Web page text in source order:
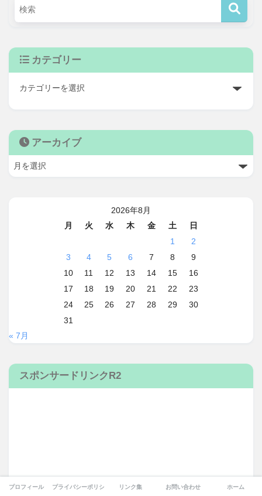
カテゴリー
アーカイブ
2026年8月
月
火 水 木 金 土
日
1
2
3
4 5 6 7 8
9
10
11 12 13 14 15
16
17
18 19 20 21 22
23
24
25 26 27 28 29
30
31
« 7月
スポンサードリンクR2
プロフィール プライバシーポリシー リンク集 お問い合わせ ホーム